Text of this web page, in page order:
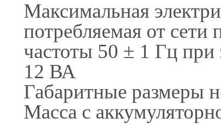
Максимальная
потребляемая от сети
частоты 50 ± 1 Гц при
12 ВА
Габаритные размеры
Масса с